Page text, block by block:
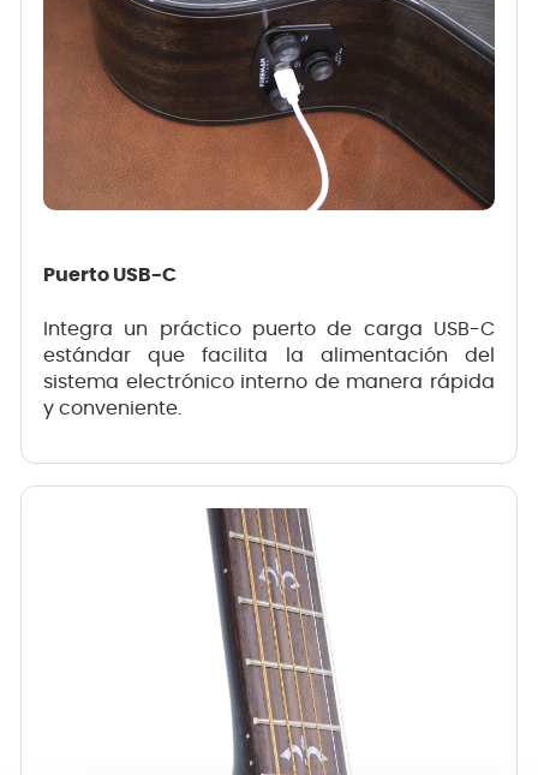
Puerto USB-C
Integra un práctico puerto de carga USB-C
estándar que facilita la alimentación del
sistema electrónico interno de manera rápida
y conveniente.